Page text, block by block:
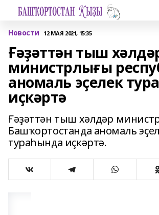
Новости 12 МАЯ 2021, 15:35
Ғәҙәттән тыш
министрлығы
аномаль эҫелек
иҫкәртә
Ғәҙәттән тыш хәлдәр
Башҡортостанда аномаль
тураһында иҫкәртә.